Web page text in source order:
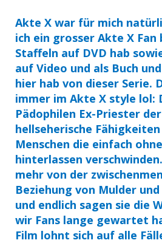
Akte X war für mich
ich ein grosser Akte X Fan
Staffeln auf DVD hab
auf Video und als Buch
hier hab von dieser Serie.
immer im Akte X style lol:
Pädophilen Ex-Priester
hellseherische
Menschen die einfach
hinterlassen
mehr von der
Beziehung von Mulder
und endlich sagen sie die
wir Fans lange gewartet
Film lohnt sich auf alle